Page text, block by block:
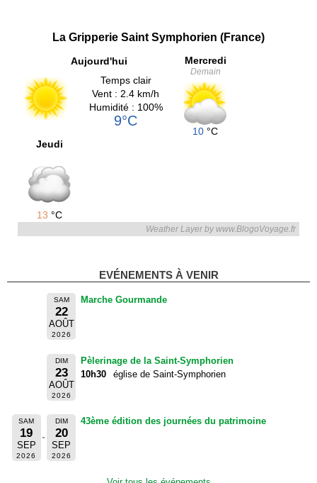
La Gripperie Saint Symphorien (France)
Aujourd'hui
Temps clair
Vent : 2.4 km/h
Humidité : 100%
9°C
Mercredi
Demain
10 °C
Jeudi
13 °C
Weather Layer by www.BlogoVoyage.fr
EVÉNEMENTS À VENIR
SAM
22
AOÛT
2026
Marche Gourmande
DIM
23
AOÛT
2026
Pèlerinage de la Saint-Symphorien
10h30
église de Saint-Symphorien
SAM
19
SEP
2026
DIM
20
SEP
2026
43ème édition des journées du patrimoine